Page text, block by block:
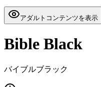
アダルトコンテンツを表示
Bible Black
バイブルブラック